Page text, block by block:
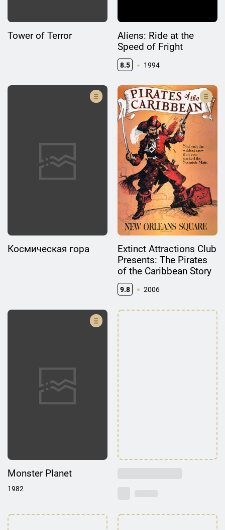
Tower of Terror
Aliens: Ride at the
Speed of Fright
8.5 1994
Космическая гора
Extinct Attractions Club
Presents: The Pirates
of the Caribbean Story
9.8 2006
Monster Planet
1982